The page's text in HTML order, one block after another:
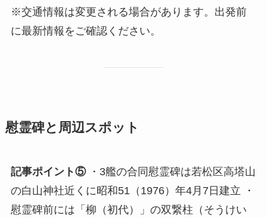
※交通情報は変更される場合があります。出発前
に最新情報をご確認ください。
慰霊碑と周辺スポット
記事ポイント⑤・3艦の合同慰霊碑は若松区高塔山
の白山神社近くに昭和51（1976）年4月7日建立 ・
慰霊碑前には「柳（初代）」の双繋柱（そうけい